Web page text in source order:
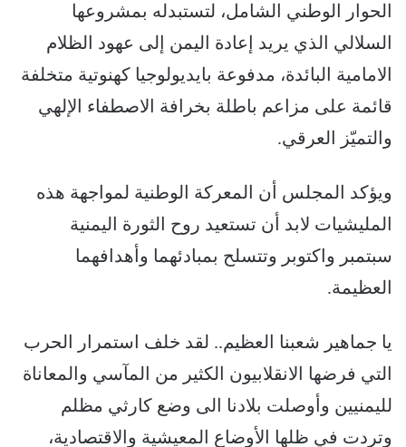
الحوار الوطني الشامل، لتستبدله بمشروعها
السلالي الذي يريد إعادة اليمن إلى عهود الظلام
الامامية البائدة، مدفوعة بايديولوجيا كهنوتية متخلفة
قائمة على مزاعم باطلة بخرافة الاصطفاء الإلهي
والتميّز العرقي.
ويؤكد المجلس أن المعركة الوطنية لمواجهة هذه
المليشيات لابد أن تستعيد روح الثورة اليمنية
سبتمبر واكتوبر وتتسلح بمبادئهما وأهدافهما
العظيمة.
يا جماهير شعبنا العظيم.. لقد خلف استمرار الحرب
التي فرضها الانقلابيون الكثير من المآسي والمعاناة
لليمنيين وأوصلت بلادنا الى وضع كارثي مظلم
وتردت في ظلها الأوضاع المعيشية والاقتصادية،